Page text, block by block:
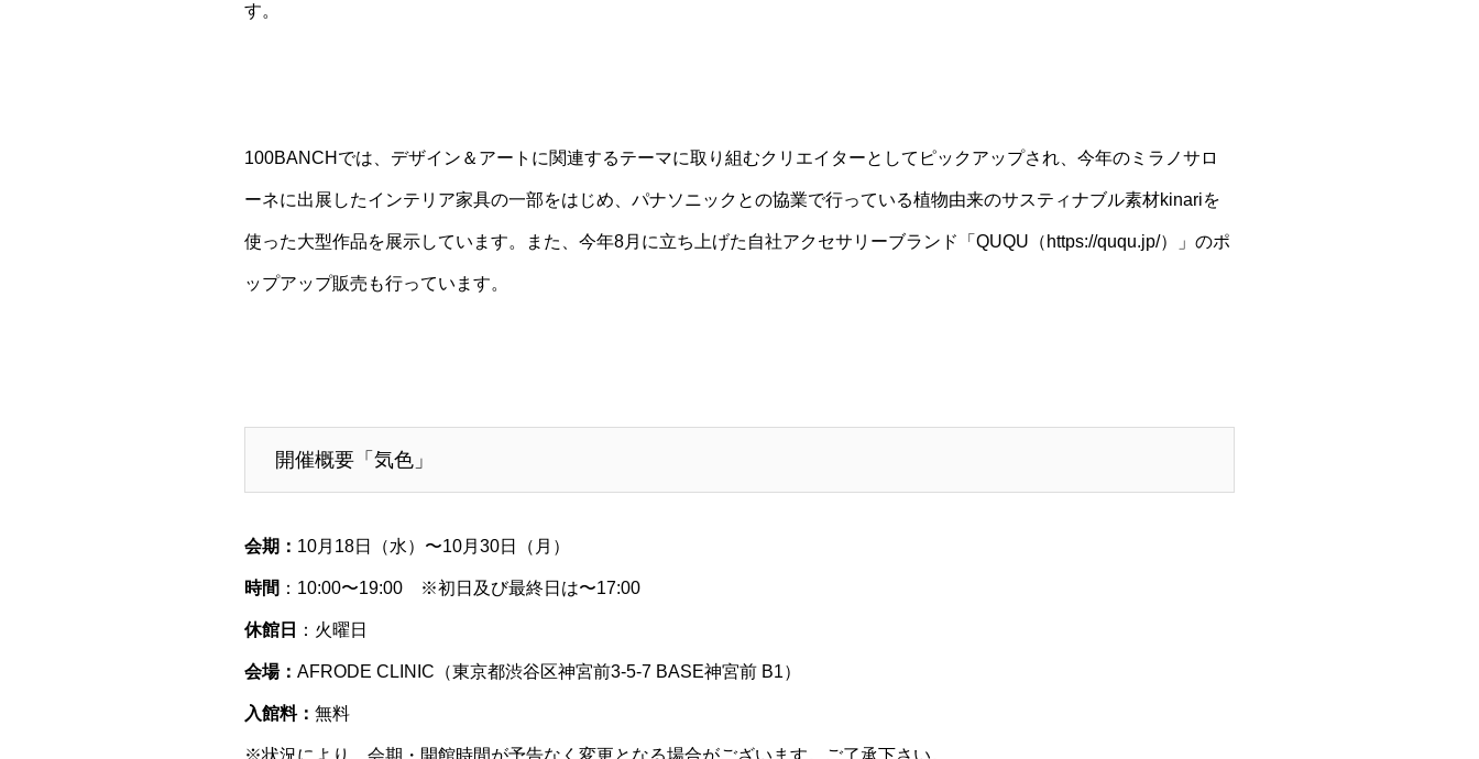
す。
100BANCHでは、デザイン＆アートに関連するテーマに取り組むクリエイターとしてピックアップされ、今年のミラノサロ
ーネに出展したインテリア家具の一部をはじめ、パナソニックとの協業で行っている植物由来のサスティナブル素材kinariを
使った大型作品を展示しています。また、今年8月に立ち上げた自社アクセサリーブランド「QUQU（https://ququ.jp/）」のポ
ップアップ販売も行っています。
開催概要「気色」
会期： 10月18日（水）〜10月30日（月）
時間 ：10:00〜19:00 ※初日及び最終日は〜17:00
休館日 ：火曜日
会場： AFRODE CLINIC（東京都渋谷区神宮前3-5-7 BASE神宮前 B1）
入館料： 無料
※状況により、会期・開館時間が予告なく変更となる場合がございます。ご了承下さい。